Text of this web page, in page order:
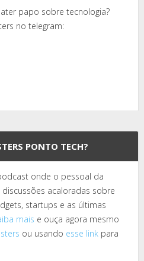
papo sobre tecnologia?
no telegram:
PONTO TECH?
onde o pessoal da
acaloradas sobre
startups e as últimas
mais e ouça agora mesmo
ou usando esse link para